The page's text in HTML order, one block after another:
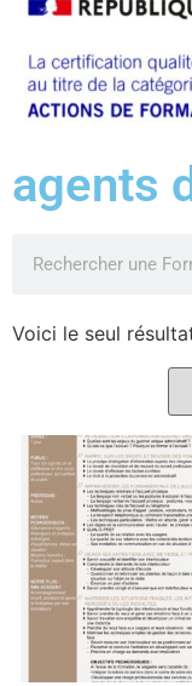
agents
Voici le seul